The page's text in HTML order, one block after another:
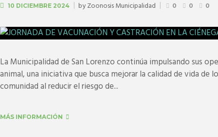
10 DICIEMBRE 2024 byZoonosis Municipalidad 0 0 0
La Municipalidad de San Lorenzo continúa impulsando sus
animal, una iniciativa que busca mejorar la calidad de vida de
comunidad al reducir el riesgo de...
MÁS INFORMACIÓN